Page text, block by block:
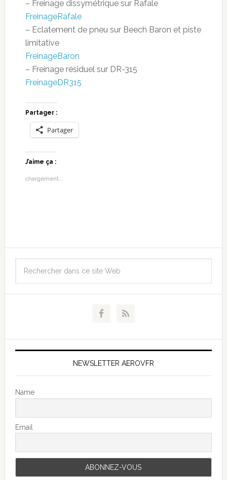
– Freinage dissymétrique sur Rafale
FreinageRafale
– Eclatement de pneu sur Beech Baron et piste
limitative
FreinageBaron
– Freinage résiduel sur DR-315
FreinageDR315
Partager :
Partager
J’aime ça :
chargement…
NEWSLETTER AEROVFR
Name
Email